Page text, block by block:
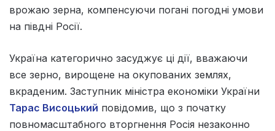
врожаю зерна, компенсуючи погані погодні умови
на півдні Росії.
Україна категорично засуджує ці дії, вважаючи
все зерно, вирощене на окупованих землях,
вкраденим. Заступник міністра економіки України
Тарас Висоцький повідомив, що з початку
повномасштабного вторгнення Росія незаконно